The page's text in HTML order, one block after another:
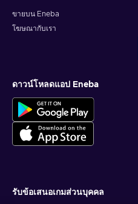
ขายบน Eneba
โฆษณากับเรา
ดาวน์โหลดแอป Eneba
รับข้อเสนอเกมส่วนบุคคล